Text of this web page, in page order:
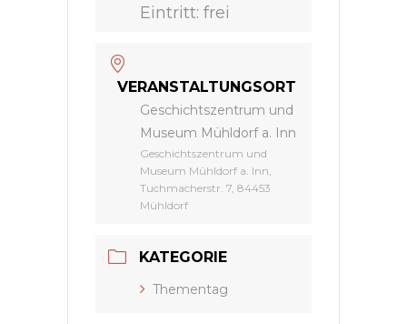
Eintritt: frei
VERANSTALTUNGSORT
Geschichtszentrum und
Museum Mühldorf a. Inn
Geschichtszentrum und
Museum Mühldorf a. Inn,
Tuchmacherstr. 7, 84453
Mühldorf
KATEGORIE
Thementag